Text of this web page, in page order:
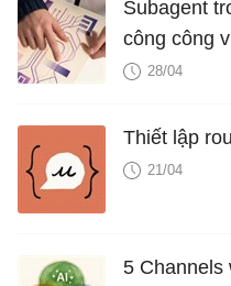
Subagent
công công
hưởng đến
28/04
Thiết lập
21/04
5 Channels